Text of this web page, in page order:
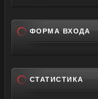
ФОРМА ВХОДА
СТАТИСТИКА